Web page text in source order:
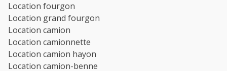
Location fourgon
Location grand fourgon
Location camion
Location camionnette
Location camion hayon
Location camion-benne